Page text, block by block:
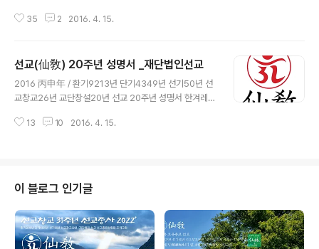
에 근거하여 2016년은 환기9213년 단기4349년 선교창
귀원일체환시시 1988년에 개천입교(開天立敎)하여, 19
91년 창교, 1997년 선교경전 결집을 통해 교단의 확립을
이루었습니다. 한국의 민족종교 선교 교단은, 최고의결기
여, “환기9188년 선기25년 서기1991년 신미년 선교창
35 2 2016. 4. 15.
선교(仙敎) 20주년 성명서 _재단법인선교
2016 丙申年 / 환기9213년 단기4349년 선기50년 선
교창교26년 교단창설20년 선교 20주년 성명서 한겨레신
22 ※선교(仙敎) 창교와 교단의 확립 _ 공지 [선교종헌]에
원일체환시시 1988년에 개천입교(開天立敎)하여, 1991
년 창교, 1997년 선교경전 결집을 통해 교단의 확립을 이
루었습니다. 선교 교단은 선교최고의결기관 선교환인집부
회 종사결의에 의거, 취정원사님의 「1991년 선교창교 원
년」을 선교종헌에 제정반포하였습니다..
13 10 2016. 4. 15.
이 블로그 인기글